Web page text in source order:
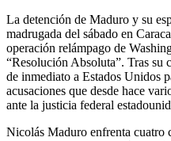
La detención de Maduro y su
madrugada del sábado en
operación relámpago de
“Resolución Absoluta”. Tras su
de inmediato a Estados Unidos
acusaciones que desde hace
ante la justicia federal
Nicolás Maduro enfrenta cuatro